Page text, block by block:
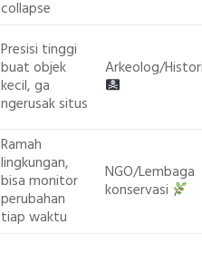
collapse
Presisi tinggi
buat objek
kecil, ga
ngerusak situs
Arkeolog/
Ramah
lingkungan,
bisa monitor
perubahan
tiap waktu
NGO/Lembaga
konservasi